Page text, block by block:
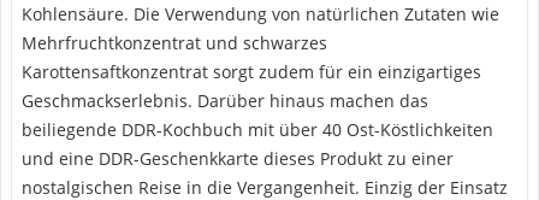
Kohlensäure. Die Verwendung von natürlichen Zutaten wie
Mehrfruchtkonzentrat und schwarzes
Karottensaftkonzentrat sorgt zudem für ein einzigartiges
Geschmackserlebnis. Darüber hinaus machen das
beiliegende DDR-Kochbuch mit über 40 Ost-Köstlichkeiten
und eine DDR-Geschenkkarte dieses Produkt zu einer
nostalgischen Reise in die Vergangenheit. Einzig der Einsatz